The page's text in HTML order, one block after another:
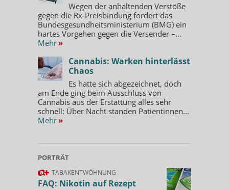
Wegen der anhaltenden Verstöße
gegen die Rx-Preisbindung fordert das
Bundesgesundheitsministerium (BMG) ein
hartes Vorgehen gegen die Versender –...
Mehr »
Cannabis: Warken hinterlässt
Chaos
Es hatte sich abgezeichnet, doch
am Ende ging beim Ausschluss von
Cannabis aus der Erstattung alles sehr
schnell: Über Nacht standen Patientinnen...
Mehr »
PORTRÄT
TABAKENTWÖHNUNG
FAQ: Nikotin auf Rezept